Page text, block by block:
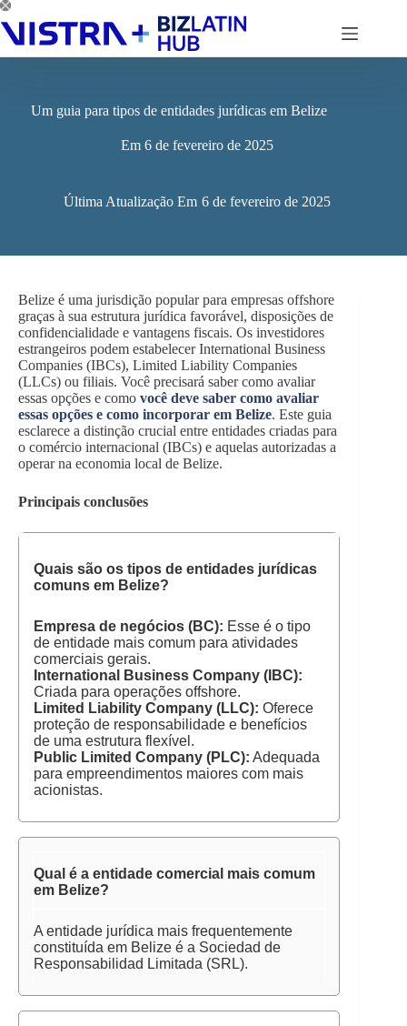
Pular
para
conteúdo
Um guia para tipos de entidades jurídicas em Belize
Em 6 de fevereiro de 2025
Última Atualização Em 6 de fevereiro de 2025
Belize é uma jurisdição popular para empresas offshore
graças à sua estrutura jurídica favorável, disposições de
confidencialidade e vantagens fiscais. Os investidores
estrangeiros podem estabelecer International Business
Companies (IBCs), Limited Liability Companies
(LLCs) ou filiais. Você precisará saber como avaliar
essas opções e como você deve saber como avaliar
essas opções e como incorporar em Belize. Este guia
esclarece a distinção crucial entre entidades criadas para
o comércio internacional (IBCs) e aquelas autorizadas a
operar na economia local de Belize.
Principais conclusões
Quais são os tipos de entidades jurídicas
comuns em Belize?
Empresa de negócios (BC): Esse é o tipo
de entidade mais comum para atividades
comerciais gerais.
International Business Company (IBC):
Criada para operações offshore.
Limited Liability Company (LLC): Oferece
proteção de responsabilidade e benefícios
de uma estrutura flexível.
Public Limited Company (PLC): Adequada
para empreendimentos maiores com mais
acionistas.
Qual é a entidade comercial mais comum
em Belize?
A entidade jurídica mais frequentemente
constituída em Belize é a Sociedad de
Responsabilidad Limitada (SRL).